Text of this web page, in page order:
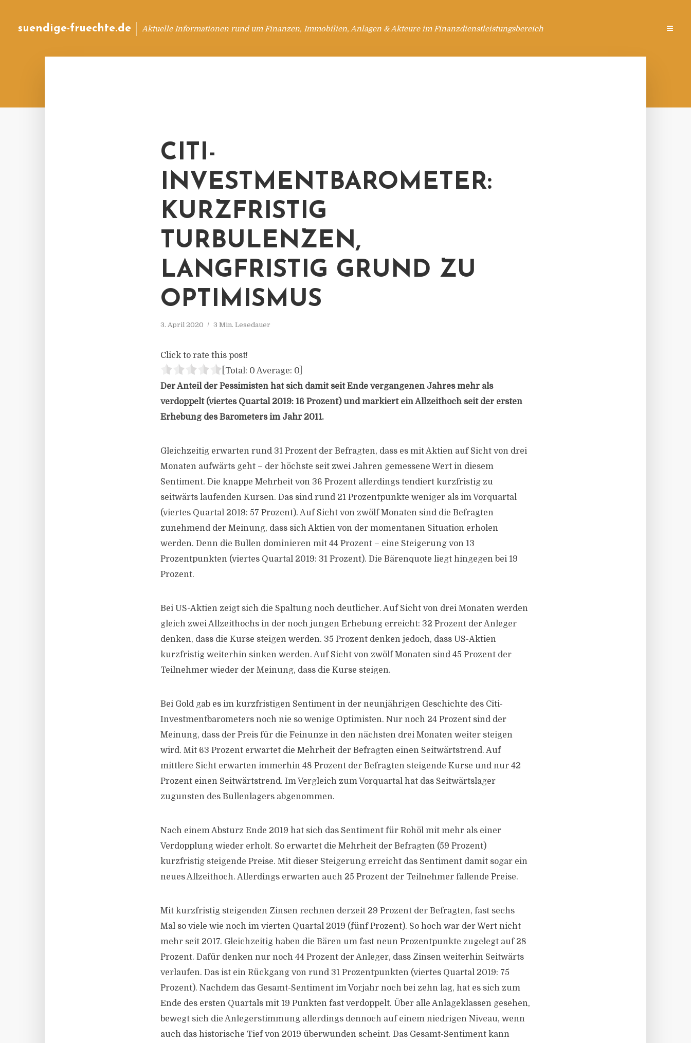
suendige-fruechte.de Aktuelle Informationen rund um Finanzen, Immobilien, Anlagen & Akteure im Finanzdienstleistungsbereich
CITI-
INVESTMENTBAROMETER:
KURZFRISTIG
TURBULENZEN,
LANGFRISTIG GRUND ZU
OPTIMISMUS
3. April 2020 3 Min. Lesedauer
Click to rate this post!
[Total: 0 Average: 0
Der Anteil der Pessimisten hat sich damit seit Ende vergangenen Jahres mehr als
verdoppelt (viertes Quartal 2019: 16 Prozent) und markiert ein Allzeithoch seit der ersten
Erhebung des Barometers im Jahr 2011.
Gleichzeitig erwarten rund 31 Prozent der Befragten, dass es mit Aktien auf Sicht von drei
Monaten aufwärts geht – der höchste seit zwei Jahren gemessene Wert in diesem
Sentiment. Die knappe Mehrheit von 36 Prozent allerdings tendiert kurzfristig zu
seitwärts laufenden Kursen. Das sind rund 21 Prozentpunkte weniger als im Vorquartal
(viertes Quartal 2019: 57 Prozent). Auf Sicht von zwölf Monaten sind die Befragten
zunehmend der Meinung, dass sich Aktien von der momentanen Situation erholen
werden. Denn die Bullen dominieren mit 44 Prozent – eine Steigerung von 13
Prozentpunkten (viertes Quartal 2019: 31 Prozent). Die Bärenquote liegt hingegen bei 19
Prozent.
Bei US-Aktien zeigt sich die Spaltung noch deutlicher. Auf Sicht von drei Monaten werden
gleich zwei Allzeithochs in der noch jungen Erhebung erreicht: 32 Prozent der Anleger
denken, dass die Kurse steigen werden. 35 Prozent denken jedoch, dass US-Aktien
kurzfristig weiterhin sinken werden. Auf Sicht von zwölf Monaten sind 45 Prozent der
Teilnehmer wieder der Meinung, dass die Kurse steigen.
Bei Gold gab es im kurzfristigen Sentiment in der neunjährigen Geschichte des Citi-
Investmentbarometers noch nie so wenige Optimisten. Nur noch 24 Prozent sind der
Meinung, dass der Preis für die Feinunze in den nächsten drei Monaten weiter steigen
wird. Mit 63 Prozent erwartet die Mehrheit der Befragten einen Seitwärtstrend. Auf
mittlere Sicht erwarten immerhin 48 Prozent der Befragten steigende Kurse und nur 42
Prozent einen Seitwärtstrend. Im Vergleich zum Vorquartal hat das Seitwärtslager
zugunsten des Bullenlagers abgenommen.
Nach einem Absturz Ende 2019 hat sich das Sentiment für Rohöl mit mehr als einer
Verdopplung wieder erholt. So erwartet die Mehrheit der Befragten (59 Prozent)
kurzfristig steigende Preise. Mit dieser Steigerung erreicht das Sentiment damit sogar ein
neues Allzeithoch. Allerdings erwarten auch 25 Prozent der Teilnehmer fallende Preise.
Mit kurzfristig steigenden Zinsen rechnen derzeit 29 Prozent der Befragten, fast sechs
Mal so viele wie noch im vierten Quartal 2019 (fünf Prozent). So hoch war der Wert nicht
mehr seit 2017. Gleichzeitig haben die Bären um fast neun Prozentpunkte zugelegt auf 28
Prozent. Dafür denken nur noch 44 Prozent der Anleger, dass Zinsen weiterhin Seitwärts
verlaufen. Das ist ein Rückgang von rund 31 Prozentpunkten (viertes Quartal 2019: 75
Prozent). Nachdem das Gesamt-Sentiment im Vorjahr noch bei zehn lag, hat es sich zum
Ende des ersten Quartals mit 19 Punkten fast verdoppelt. Über alle Anlageklassen gesehen,
bewegt sich die Anlegerstimmung allerdings dennoch auf einem niedrigen Niveau, wenn
auch das historische Tief von 2019 überwunden scheint. Das Gesamt-Sentiment kann